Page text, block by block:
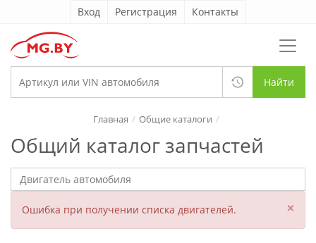
Вход Регистрация Контакты
Найти
Общий каталог запчастей
Главная Общие каталоги
Ошибка при получении списка двигателей. ×